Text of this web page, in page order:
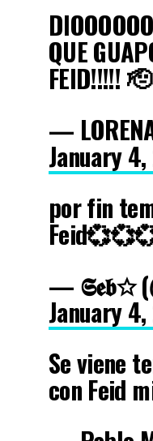
QUE
FEID!!!!!
—
January
por fin
— 𝕾𝖊𝖇☆
January
Se viene
con Feid